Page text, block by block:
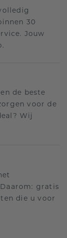
30
Jouw
de beste
voor de
Wij
gratis
die u voor